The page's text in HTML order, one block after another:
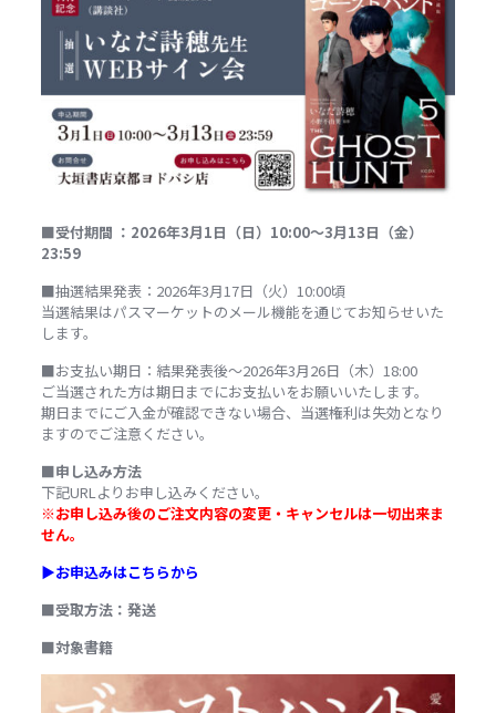
■受付期間 ： 2026年3月1日（日） 10:00～3月13日（金）
23:59
■抽選結果発表：2026年3月17日（火）10:00頃
当選結果はパスマーケットのメール機能を通じてお知らせいた
します。
■お支払い期日：結果発表後～2026年3月26日（木）18:00
ご当選された方は期日までにお支払いをお願いいたします。
期日までにご入金が確認できない場合、当選権利は失効となり
ますのでご注意ください。
■申し込み方法
下記URLよりお申し込みください。
※お申し込み後のご注文内容の変更・キャンセルは一切出来ま
せん。
▶︎お申込みはこちらから
■受取方法：発送
■対象書籍